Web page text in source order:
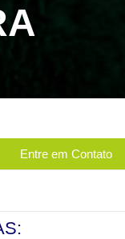
Entre em Contato